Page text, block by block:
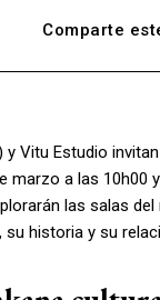
Comparte
y Vitu Estudio
marzo a las 10h00
las salas
historia y su